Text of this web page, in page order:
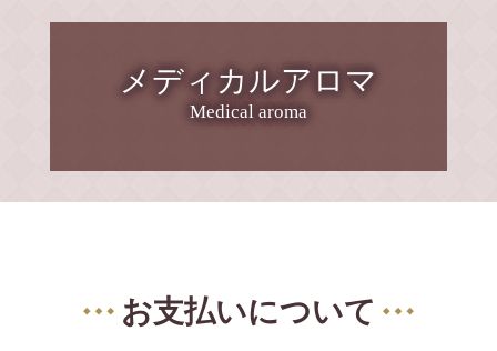
(火)(木)(金)午前診療＋午後診療
今月の土曜診療は４日と１８日です。
診療は予約制ではありません。
でも、フィラリア感染のリスクは大いにあり
子虫は数ヶ月かけて成虫になり心臓に寄生し
ます。フィラリア予防は、厳密にいうとフィ
メディカルアロマ
Medical aroma
お支払いについて